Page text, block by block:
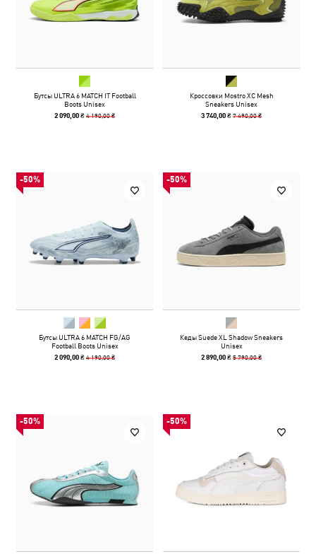
Бутсы ULTRA 6 MATCH IT Football
Boots Unisex
2 090,00 ₴4 190,00 ₴
Кроссовки Mostro XC Mesh
Sneakers Unisex
3 740,00 ₴7 490,00 ₴
-50%
Бутсы ULTRA 6 MATCH FG/AG
Football Boots Unisex
2 090,00 ₴4 190,00 ₴
-50%
Кеды Suede XL Shadow Sneakers
Unisex
2 890,00 ₴5 790,00 ₴
-50% -50%